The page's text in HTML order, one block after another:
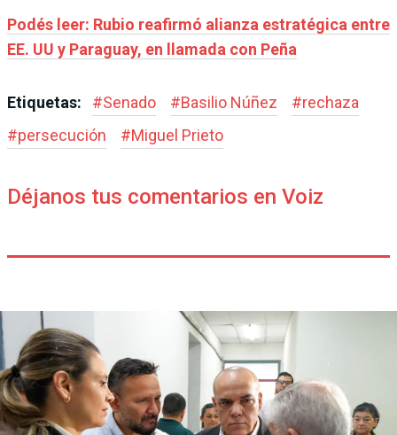
Podés leer: Rubio reafirmó alianza estratégica entre
EE. UU y Paraguay, en llamada con Peña
Etiquetas: #Senado #Basilio Núñez #rechaza
#persecución #Miguel Prieto
Déjanos tus comentarios en Voiz